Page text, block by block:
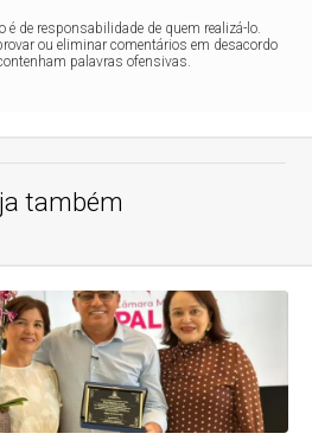
de responsabilidade de quem realizá-lo.
ou eliminar comentários em desacordo
palavras ofensivas.
também